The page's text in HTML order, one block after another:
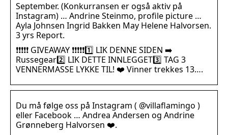
September. (Konkurransen er også aktiv på
Instagram) … Andrine Steinmo, profile picture …
Ayla Johnsen Ingrid Bakken May Helene Halvorsen.
3 yrs Report.
❗️❗️❗️❗️❗️ GIVEAWAY ❗️❗️❗️❗️❗️1️⃣ LIK DENNE SIDEN ➡️
Russegear2️⃣ LIK DETTE INNLEGGET3️⃣ TAG 3
VENNERMASSE LYKKE TIL! ❤️ Vinner trekkes 13….
Du må følge oss på Instagram ( @villaflamingo )
eller Facebook … Andrea Andersen og Andrine
Grønneberg Halvorsen ❤️.